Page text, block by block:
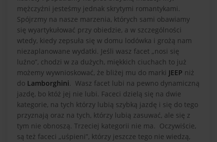
mężczyźni jesteśmy jednak skrytymi romantykami.
Spójrzmy na nasze marzenia, których sami obawiamy
się wyartykułować przy obiedzie, a w szczególności
wtedy, kiedy zepsuła się w domu lodówka i grożą nam
niezaplanowane wydatki. Jeśli wasz facet „nosi się
luźno”, chodzi w za dużych, miękkich ciuchach to już
możemy wywnioskować, że bliżej mu do marki JEEP niż
do Lamborghini. Wasz facet lubi na pewno dynamiczną
jazdę, bo któż jej nie lubi. Faceci dzielą się na dwie
kategorie, na tych którzy lubią szybką jazdę i się do tego
przyznają oraz na tych, którzy lubią zasuwać, ale się z
tym nie obnoszą. Trzeciej kategorii nie ma. Oczywiście,
są też faceci „uśpieni”, którzy jeszcze tego nie wiedzą,